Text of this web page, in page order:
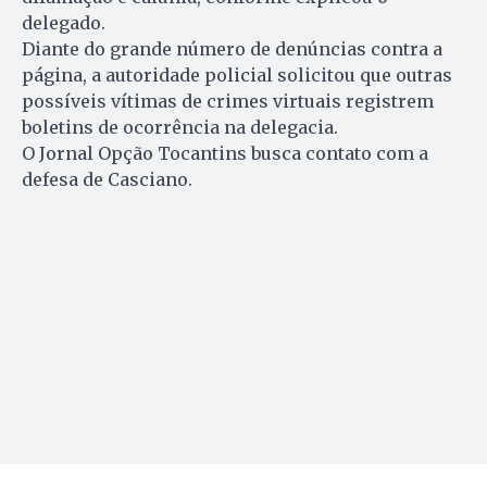
delegado.
Diante do grande número de denúncias contra a
página, a autoridade policial solicitou que outras
possíveis vítimas de crimes virtuais registrem
boletins de ocorrência na delegacia.
O Jornal Opção Tocantins busca contato com a
defesa de Casciano.